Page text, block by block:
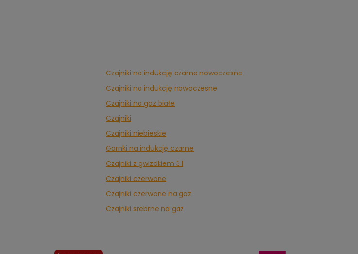
Czajniki na indukcję czarne nowoczesne
Czajniki na indukcję nowoczesne
Czajniki na gaz białe
Czajniki
Czajniki niebieskie
Garnki na indukcję czarne
Czajniki z gwizdkiem 3 l
Czajniki czerwone
Czajniki czerwone na gaz
Czajniki srebrne na gaz